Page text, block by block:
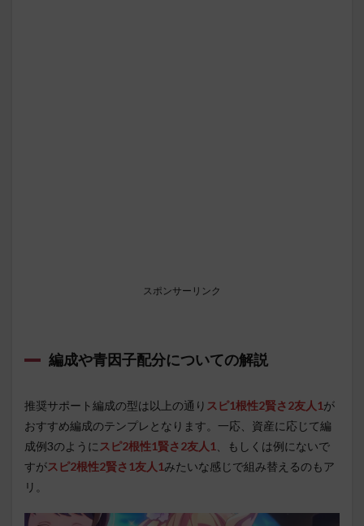
スポンサーリンク
編成や青因子配分についての解説
推奨サポート編成の型は以上の通り スピ1根性2賢さ2友人1が
おすすめ編成のテンプレとなります。一応、資産に応じて編
成例3のように スピ2根性1賢さ2友人1
、もしくは例にないで
すがスピ2根性2賢さ1友人1みたいな感じで組み替えるのもア
リ。